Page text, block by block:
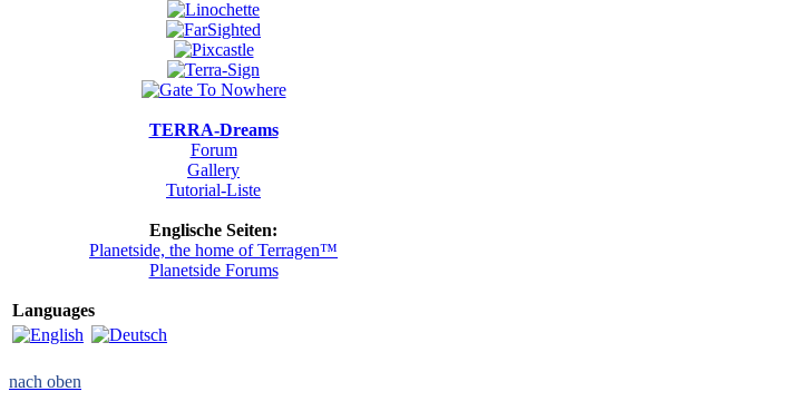
TERRA-Dreams
Forum
Gallery
Tutorial-Liste
Englische Seiten:
Planetside, the home of Terragen™
Planetside Forums
Languages
nach oben